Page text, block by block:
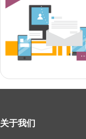
关于我们